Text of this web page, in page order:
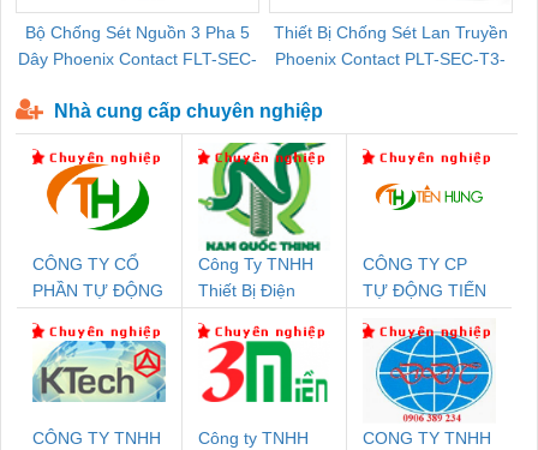
Bộ Chống Sét Nguồn 3 Pha 5
Dây Phoenix Contact FLT-SEC-
Thiết Bị Chống Sét Lan Truyền
Phoenix Contact PLT-SEC-T3-
Nhà cung cấp chuyên nghiệp
CÔNG TY CỔ
PHẦN TỰ ĐỘNG
Công Ty TNHH
Thiết Bị Điện
CÔNG TY CP
TỰ ĐỘNG TIẾN
CÔNG TY TNHH
Công ty TNHH
CONG TY TNHH